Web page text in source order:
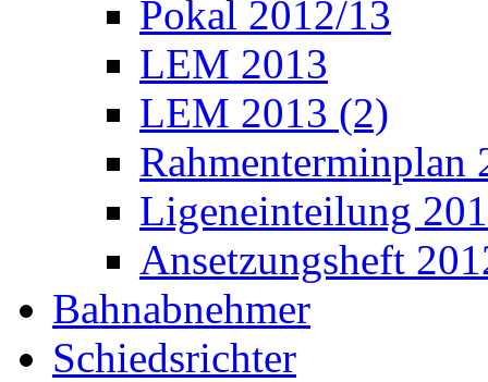
Pokal 2012/13
LEM 2013
LEM 2013 (2)
Rahmenterminplan
Ligeneinteilung
Ansetzungsheft
Bahnabnehmer
Schiedsrichter